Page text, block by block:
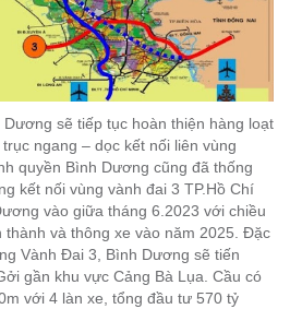
sẽ tiếp tục hoàn thiện hàng loạt
ngang – dọc kết nối liên vùng
quyền Bình Dương cũng đã thống
kết nối vùng vành đai 3 TP.Hồ Chí
vào giữa tháng 6.2023 với chiều
và thông xe vào năm 2025. Đặc
Vành Đai 3, Bình Dương sẽ tiến
gần khu vực Cảng Bà Lụa. Cầu có
với 4 làn xe, tổng đầu tư 570 tỷ